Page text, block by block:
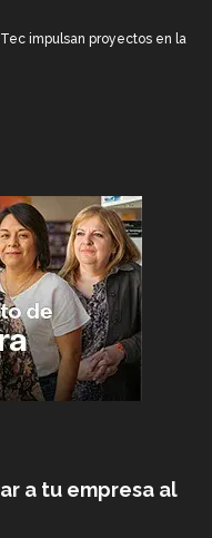
impulsan proyectos en la
a tu empresa al